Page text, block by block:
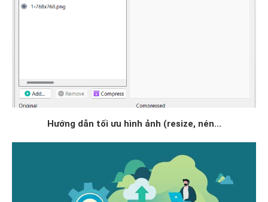
Hướng dẫn tối ưu hình ảnh (resize, nén...